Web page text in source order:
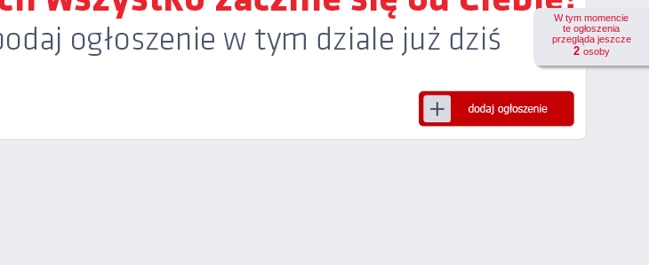
W tym momencie
te ogłoszenia
przegląda jeszcze
2 osoby